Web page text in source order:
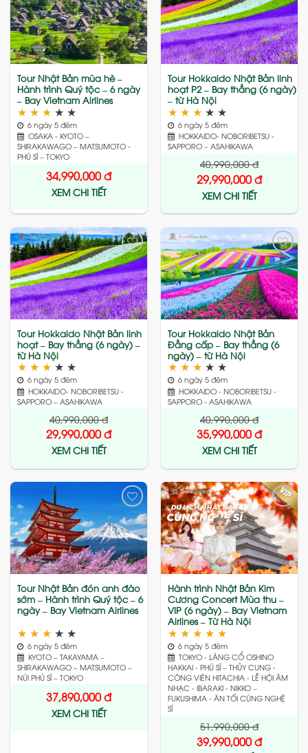
Add
to
wishlist
Tour Nhật Bản mùa hè –
Hành trình Quý tộc – 6 ngày
– Bay Vietnam Airlines
★ ★ ★ ★ ★
6 ngày 5 đêm
OSAKA - KYOTO –
SHIRAKAWAGO – MATSUMOTO -
PHÚ SĨ – TOKYO
34,990,000đ
XEM CHI TIẾT
Add
to
wishlist
Tour Hokkaido Nhật Bản linh
hoạt P2 – Bay thẳng (6 ngày)
– từ Hà Nội
★ ★ ★ ★ ★
6 ngày 5 đêm
HOKKAIDO- NOBORIBETSU -
SAPPORO – ASAHIKAWA
40,990,000đ
29,990,000đ
XEM CHI TIẾT
Add
to
wishlist
Tour Hokkaido Nhật Bản linh
hoạt – Bay thẳng (6 ngày) –
từ Hà Nội
★ ★ ★ ★ ★
6 ngày 5 đêm
HOKKAIDO- NOBORIBETSU -
SAPPORO – ASAHIKAWA
40,990,000đ
29,990,000đ
XEM CHI TIẾT
Add
to
wishlist
Tour Hokkaido Nhật Bản
Đẳng cấp – Bay thẳng (6
ngày) – từ Hà Nội
★ ★ ★ ★ ★
6 ngày 5 đêm
HOKKAIDO - NOBORIBETSU -
SAPPORO - ASAHIKAWA
40,990,000đ
35,990,000đ
XEM CHI TIẾT
Add
to
wishlist
Tour Nhật Bản đón anh đào
sớm – Hành trình Quý tộc – 6
ngày – Bay Vietnam Airlines
★ ★ ★ ★ ★
6 ngày 5 đêm
KYOTO – TAKAYAMA –
SHIRAKAWAGO – MATSUMOTO –
NÚI PHÚ SĨ – TOKYO
37,890,000đ
XEM CHI TIẾT
Add
to
wishlist
Hành trình Nhật Bản Kim
Cương Concert Mùa thu –
VIP (6 ngày) – Bay Vietnam
Airlines – Từ Hà Nội
★ ★ ★ ★ ★
6 ngày 5 đêm
TOKYO - LÀNG CỔ OSHINO
HAKKAI - PHÚ SĨ – THỦY CUNG -
CÔNG VIÊN HITACHIA - LỄ HỘI ÂM
NHẠC - IBARAKI - NIKKO –
FUKUSHIMA - ĂN TỐI CÙNG NGHỆ
SĨ
51,990,000đ
39,990,000đ